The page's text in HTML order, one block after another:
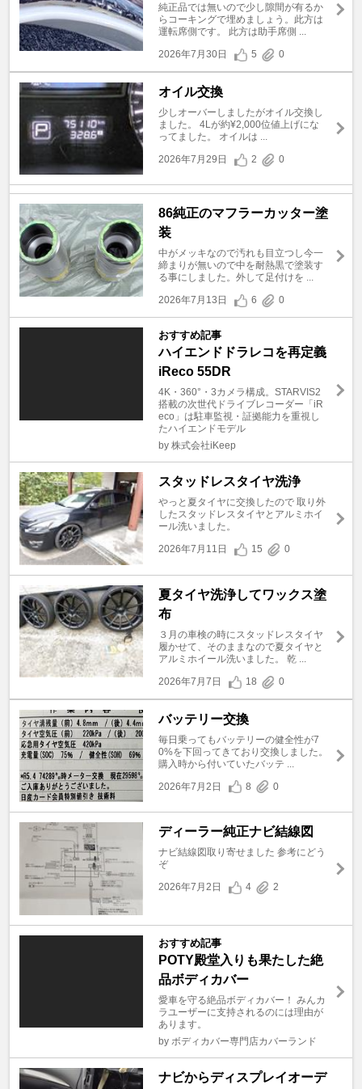
純正品では無いので少し隙間が有るか
らコーキングで埋めましょう。此方は
運転席側です。 此方は助手席側 ...
2026年7月30日
5 0
オイル交換
少しオーバーしましたがオイル交換し
ました。 4Lが約¥2,000位値上げにな
ってました。 オイルは ...
2026年7月29日
2 0
86純正のマフラーカッター塗
装
中がメッキなので汚れも目立つし今一
締まりが無いので中を耐熱黒で塗装す
る事にしました。外して足付けを ...
2026年7月13日
6 0
おすすめ記事
ハイエンドドラレコを再定義
iReco 55DR
4K・360°・3カメラ構成。STARVIS2
搭載の次世代ドライブレコーダー「iR
eco」は駐車監視・証拠能力を重視し
たハイエンドモデル
by 株式会社iKeep
スタッドレスタイヤ洗浄
やっと夏タイヤに交換したので 取り外
したスタッドレスタイヤとアルミホイ
ール洗いました。
2026年7月11日
15 0
夏タイヤ洗浄してワックス塗
布
３月の車検の時にスタッドレスタイヤ
履かせて、そのままなので夏タイヤと
アルミホイール洗いました。 乾 ...
2026年7月7日
18 0
バッテリー交換
毎日乗ってもバッテリーの健全性が7
0%を下回ってきており交換しました。
購入時から付いていたバッテ ...
2026年7月2日
8 0
ディーラー純正ナビ結線図
ナビ結線図取り寄せました 参考にどう
ぞ
2026年7月2日
4 2
おすすめ記事
POTY殿堂入りも果たした絶
品ボディカバー
愛車を守る絶品ボディカバー！ みんカ
ラユーザーに支持されるのには理由が
あります。
by ボディカバー専門店カバーランド
ナビからディスプレイオーデ